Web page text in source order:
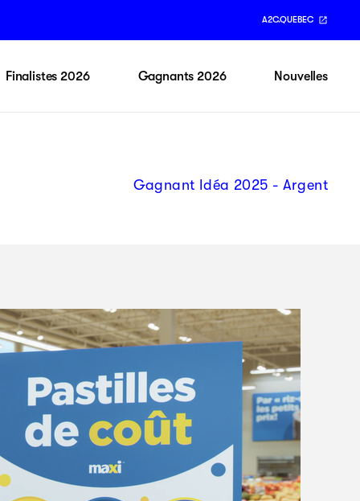
A2C.QUEBEC
Finalistes 2026 Gagnants 2026 Nouvelles
Gagnant Idéa 2025 - Argent